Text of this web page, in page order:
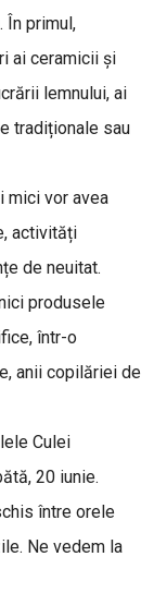
În primul,
ai ceramicii și
lemnului, ai
tradiționale sau
mici vor avea
activități
de neuitat.
produsele
într-o
anii copilăriei de
Culei
20 iunie.
între orele
Ne vedem la